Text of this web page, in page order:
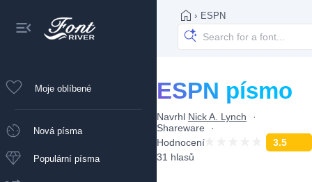
Moje oblíbené
Nová písma
Populární písma
› ESPN
ESPN písmo
Navrhl Nick A. Lynch
Shareware
Hodnocení
3.5
31 hlasů